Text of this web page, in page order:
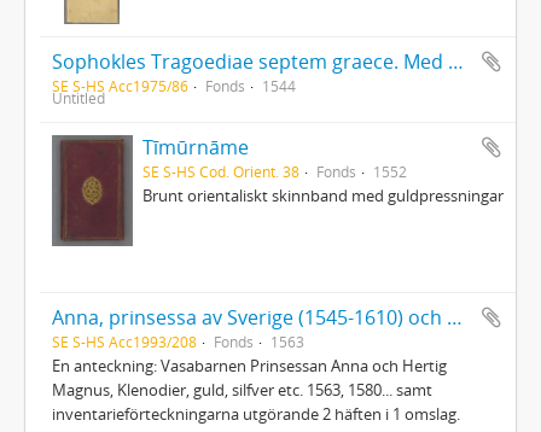
Sophokles Tragoediae septem graece. Med anteckningar av riksrådet Jöran Bengtsson Gylta (d. 1561), vars namnteckning också finns på titelbladet
SE S-HS Acc1975/86 Fonds 1544
Untitled
Tīmūrnāme
SE S-HS Cod. Orient. 38 Fonds 1552
Brunt orientaliskt skinnband med guldpressningar
Anna, prinsessa av Sverige (1545-1610) och Magnus, hertig (1542-1595) : Förteckningar över inventarier
SE S-HS Acc1993/208 Fonds 1563
En anteckning: Vasabarnen Prinsessan Anna och Hertig
Magnus, Klenodier, guld, silfver etc. 1563, 1580... samt
inventarieförteckningarna utgörande 2 häften i 1 omslag.